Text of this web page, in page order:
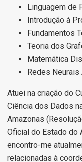
Linguagem de
Introdução à
Fundamentos
Teoria dos
Matemática
Redes
Atuei na criação do
Ciência dos Dados
Amazonas
Oficial do Estado do
encontro-me
relacionadas à